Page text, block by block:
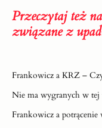
Przeczytaj też
związane z
Frankowicz a KRZ –
Nie ma wygranych w tej
Frankowicz a potrącenie